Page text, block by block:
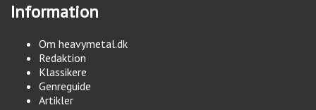
Information
Om heavymetal.dk
Redaktion
Klassikere
Genreguide
Artikler